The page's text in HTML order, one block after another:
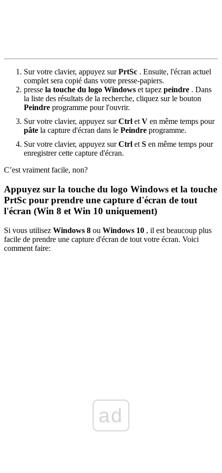
Sur votre clavier, appuyez surPrtSc . Ensuite, l'écran actuel
complet sera copié dans votre presse-papiers.
presse la touche du logo Windows et tapez peindre . Dans
la liste des résultats de la recherche, cliquez sur le bouton
Peindre programme pour l'ouvrir.
Sur votre clavier, appuyez surCtrl et V en même temps pour
pâte la capture d'écran dans le Peindre programme.
Sur votre clavier, appuyez surCtrl et S en même temps pour
enregistrer cette capture d'écran.
C’est vraiment facile, non?
Appuyez sur la touche du logo Windows et la touche
PrtSc pour prendre une capture d'écran de tout
l'écran (Win 8 et Win 10 uniquement)
Si vous utilisez Windows 8 ou Windows 10 , il est beaucoup plus
facile de prendre une capture d'écran de tout votre écran. Voici
comment faire:
ad